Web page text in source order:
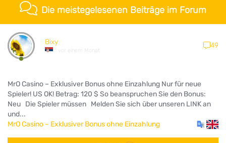
Die meistegelesenen Beiträge im Forum
Bixy
vor einem Monat
49
MrO Casino – Exklusiver Bonus ohne Einzahlung Nur für neue
Spieler! US OK! Betrag: 120 $ So beanspruchen Sie den Bonus:
Neu Die Spieler müssen Melden Sie sich über unseren LINK an
und...
MrO Casino – Exklusiver Bonus ohne Einzahlung